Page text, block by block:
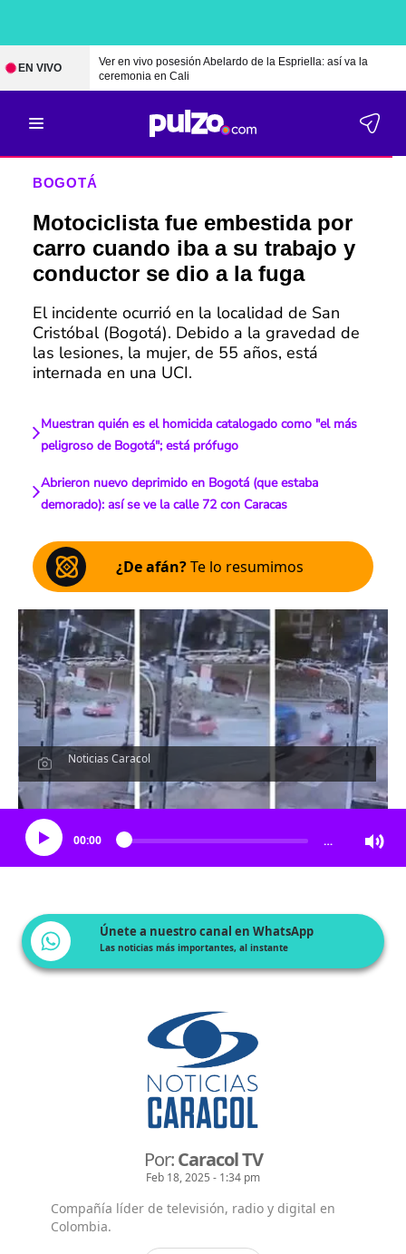
EN VIVO
Ver en vivo posesión Abelardo de la Espriella: así va la
ceremonia en Cali
BOGOTÁ
Motociclista fue embestida por
carro cuando iba a su trabajo y
conductor se dio a la fuga
El incidente ocurrió en la localidad de San
Cristóbal (Bogotá). Debido a la gravedad de
las lesiones, la mujer, de 55 años, está
internada en una UCI.
Muestran quién es el homicida catalogado como "el más
peligroso de Bogotá"; está prófugo
Abrieron nuevo deprimido en Bogotá (que estaba
demorado): así se ve la calle 72 con Caracas
¿De afán?Te lo resumimos
Noticias Caracol
Escucha el artículo
00:00 …
Únete a nuestro canal en WhatsApp
Las noticias más importantes, al instante
Por:Caracol TV
Feb 18, 2025 - 1:34 pm
Compañía líder de televisión, radio y digital en
Colombia.